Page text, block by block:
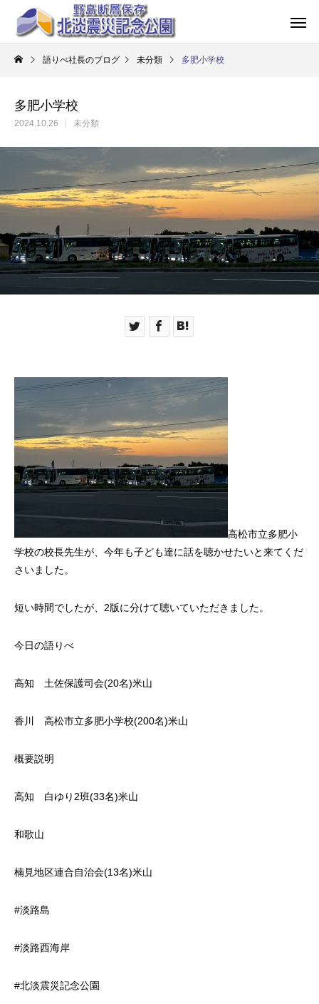
語りべ社長のブログ 未分類 多肥小学校
多肥小学校
2024.10.26 未分類
高松市立多肥小
学校の校長先生が、今年も子ども達に話を聴かせたいと来てくだ
さいました。
短い時間でしたが、2版に分けて聴いていただきました。
今日の語りべ
高知 土佐保護司会(20名)米山
香川 高松市立多肥小学校(200名)米山
概要説明
高知 白ゆり2班(33名)米山
和歌山
楠見地区連合自治会(13名)米山
#淡路島
#淡路西海岸
#北淡震災記念公園